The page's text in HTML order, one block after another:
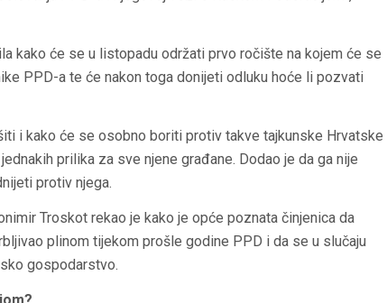
kako će se u listopadu održati prvo ročište na kojem će se
PPD-a te će nakon toga donijeti odluku hoće li pozvati
i kako će se osobno boriti protiv takve tajkunske Hrvatske
prilika za sve njene građane. Dodao je da ga nije
protiv njega.
Troskot rekao je kako je opće poznata činjenica da
plinom tijekom prošle godine PPD i da se u slučaju
gospodarstvo.